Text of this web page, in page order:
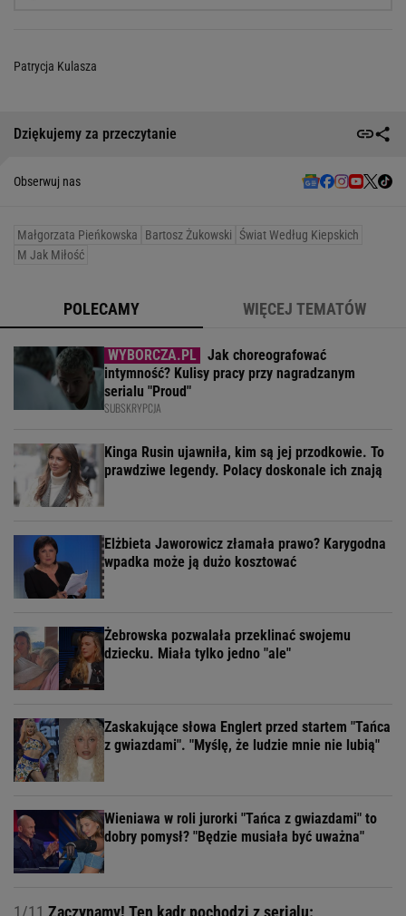
Patrycja Kulasza
Dziękujemy za przeczytanie
Obserwuj nas
Małgorzata Pieńkowska Bartosz Żukowski Świat Według Kiepskich
M Jak Miłość
POLECAMY WIĘCEJ TEMATÓW
Jak choreografować
intymność? Kulisy pracy przy nagradzanym
serialu "Proud"
SUBSKRYPCJA
Kinga Rusin ujawniła, kim są jej przodkowie. To
prawdziwe legendy. Polacy doskonale ich znają
Elżbieta Jaworowicz złamała prawo? Karygodna
wpadka może ją dużo kosztować
Żebrowska pozwalała przeklinać swojemu
dziecku. Miała tylko jedno "ale"
Zaskakujące słowa Englert przed startem "Tańca
z gwiazdami". "Myślę, że ludzie mnie nie lubią"
Wieniawa w roli jurorki "Tańca z gwiazdami" to
dobry pomysł? "Będzie musiała być uważna"
1/11 Zaczynamy! Ten kadr pochodzi z serialu: